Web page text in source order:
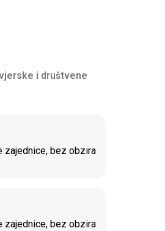
i društvene
zajednice, bez obzira
zajednice, bez obzira